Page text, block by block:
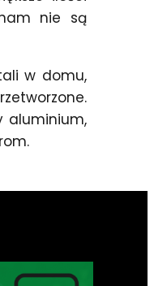
nie są
w domu,
aluminium,